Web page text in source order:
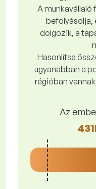
A
befolyásolja,
dolgozik, a
Hasonlítsa
ugyanabban a
régióban
Az